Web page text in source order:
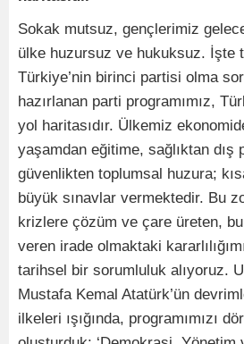
Sokak mutsuz, gençlerimiz
ülke huzursuz ve hukuksuz. İşte
Türkiye’nin birinci partisi olma
hazırlanan parti programımız,
yol haritasıdır. Ülkemiz
yaşamdan eğitime, sağlıktan dış
güvenlikten toplumsal huzura;
büyük sınavlar vermektedir. Bu
krizlere çözüm ve çare üreten,
veren irade olmaktaki
tarihsel bir sorumluluk alıyoruz.
Mustafa Kemal Atatürk’ün
ilkeleri ışığında, programımızı